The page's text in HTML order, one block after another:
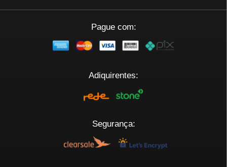
Pague com:
Adiquirentes:
Segurança: